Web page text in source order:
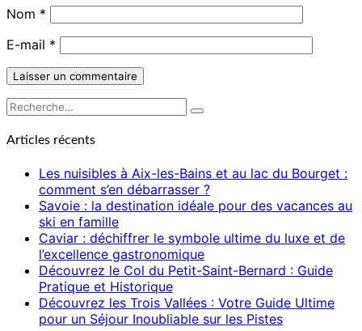
Nom *
E-mail *
Rechercher :
Recherche
Articles récents
Les nuisibles à Aix-les-Bains et au lac du Bourget :
comment s’en débarrasser ?
Savoie : la destination idéale pour des vacances au
ski en famille
Caviar : déchiffrer le symbole ultime du luxe et de
l’excellence gastronomique
Découvrez le Col du Petit-Saint-Bernard : Guide
Pratique et Historique
Découvrez les Trois Vallées : Votre Guide Ultime
pour un Séjour Inoubliable sur les Pistes